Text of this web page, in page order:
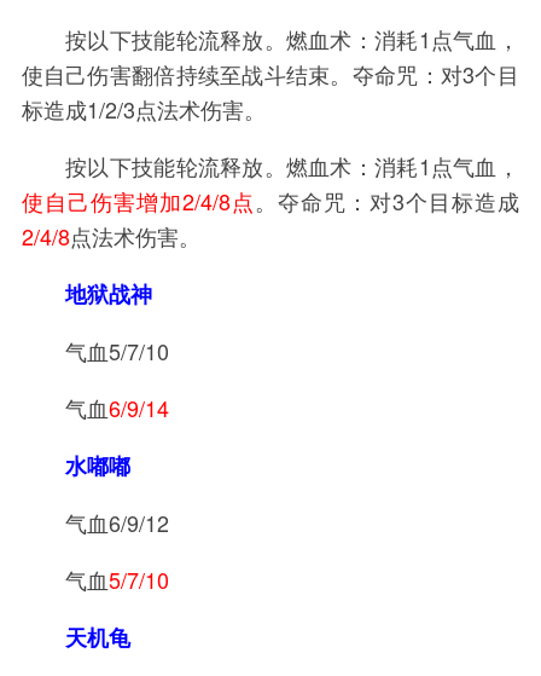
按以下技能轮流释放。燃血术：消耗1点气血，
使自己伤害翻倍持续至战斗结束。夺命咒：对3个目
标造成1/2/3点法术伤害。
按以下技能轮流释放。燃血术：消耗1点气血，
使自己伤害增加2/4/8点。夺命咒：对3个目标造成
2/4/8点法术伤害。
地狱战神
气血5/7/10
气血6/9/14
水嘟嘟
气血6/9/12
气血5/7/10
天机龟